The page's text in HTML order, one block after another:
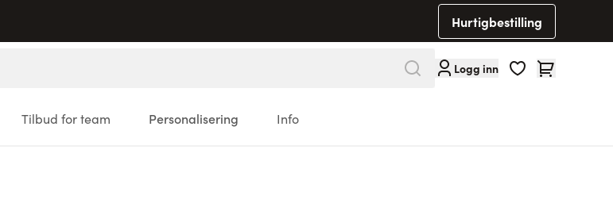
Hurtigbestilling
Logg inn Cart
Tilbud for team Personalisering Info